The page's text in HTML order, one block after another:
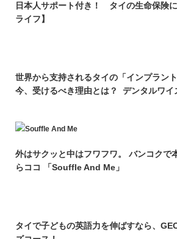
日本人サポート付き！ タイの生命保険
ライフ】
世界から支持されるタイの「インプラン
今、受けるべき理由とは？ デンタルワイ
外はサクッと中はフワフワ。 バンコクで
らココ 「Souffle And Me」
タイで子どもの英語力を伸ばすなら、